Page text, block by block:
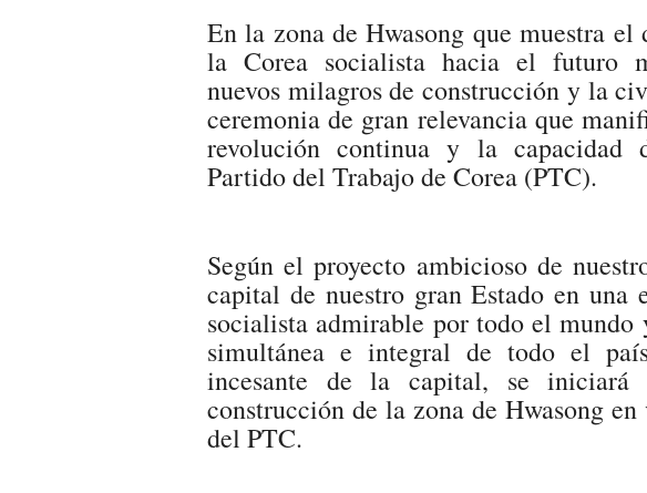
En la zona de Hwasong que muestra
la Corea socialista hacia el futuro
nuevos milagros de construcción y la
ceremonia de gran relevancia que
revolución continua y la capacidad
Partido del Trabajo de Corea (PTC).
Según el proyecto ambicioso de
capital de nuestro gran Estado en una
socialista admirable por todo el mundo
simultánea e integral de todo el
incesante de la capital, se
construcción de la zona de Hwasong en
del PTC.